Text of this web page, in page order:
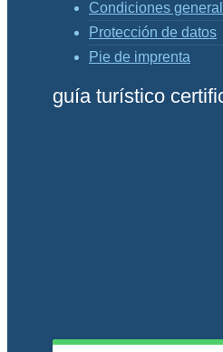
Condiciones
Protección de datos
Pie de imprenta
guía turístico